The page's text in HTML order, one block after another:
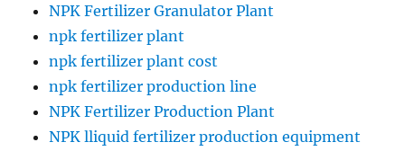
NPK Fertilizer Granulator Plant
npk fertilizer plant
npk fertilizer plant cost
npk fertilizer production line
NPK Fertilizer Production Plant
NPK lliquid fertilizer production equipment